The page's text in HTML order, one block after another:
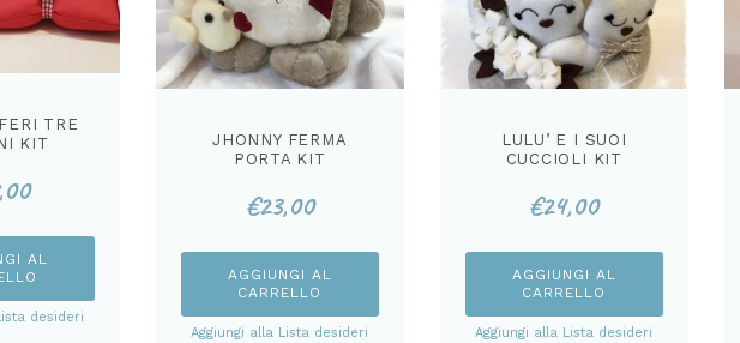
TRE
KIT
AL
desideri
JHONNY FERMA
PORTA KIT
€23,00
AGGIUNGI AL
CARRELLO
Aggiungi alla Lista desideri
LULU’ E I SUOI
CUCCIOLI KIT
€24,00
AGGIUNGI AL
CARRELLO
Aggiungi alla Lista desideri